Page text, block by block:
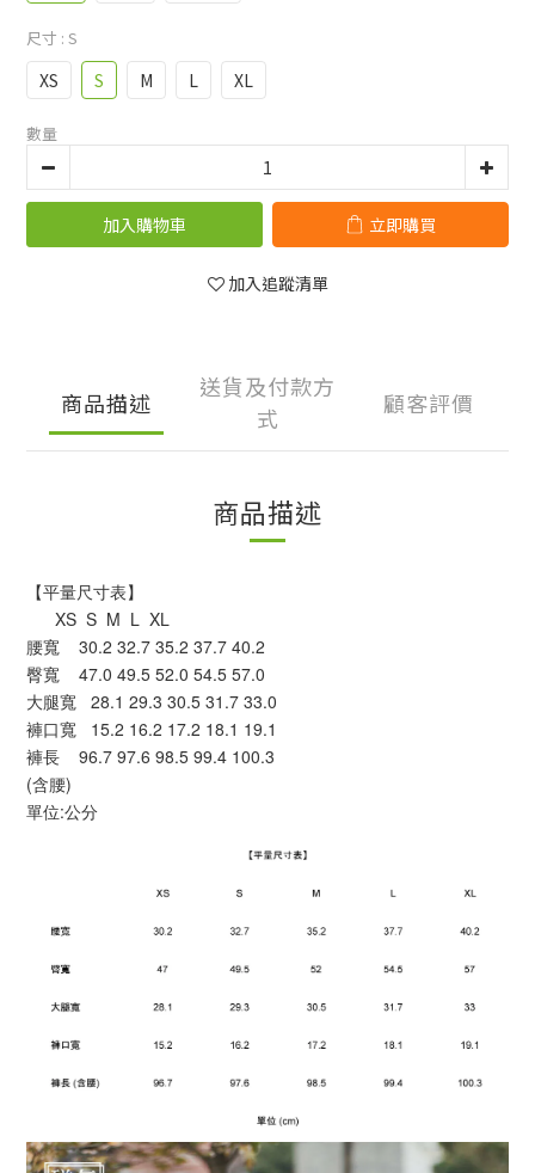
尺寸 : S
XS S M L XL
數量
加入購物車 立即購買
加入追蹤清單
商品描述
送貨及付款方
式
顧客評價
商品描述
【平量尺寸表】
XS  S  M  L  XL
腰寬    30.2 32.7 35.2 37.7 40.2
臀寬    47.0 49.5 52.0 54.5 57.0
大腿寬   28.1 29.3 30.5 31.7 33.0
褲口寬   15.2 16.2 17.2 18.1 19.1
褲長    96.7 97.6 98.5 99.4 100.3
(含腰)
單位:公分